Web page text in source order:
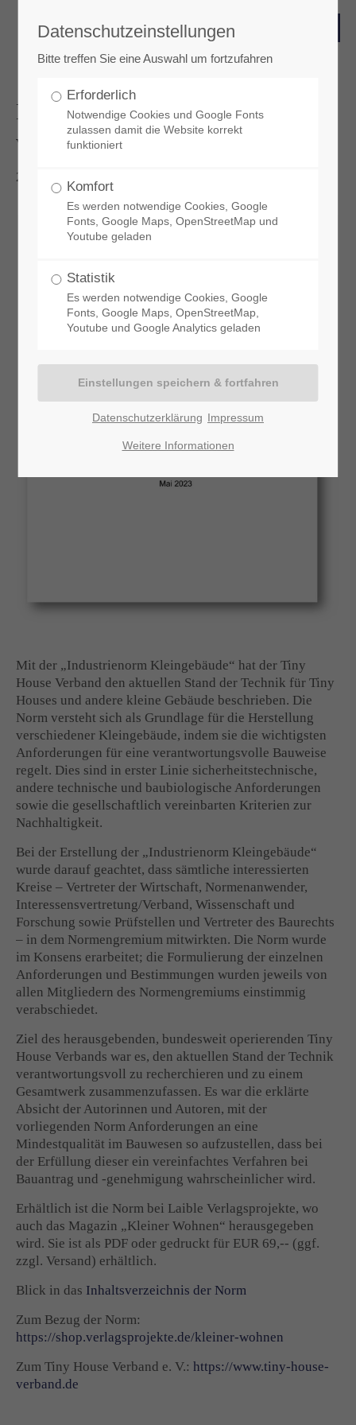
Login
Register|Lost your password?
/ 365days
Cybersteel Inc.
Have any questions?
+44 1234 567 890
Drop us a line
info@yourdomain.com
About us
Lorem ipsum dolor sit amet, consectetuer adipiscing
elit.
Aenean commodo ligula eget dolor. Aenean massa. Cum
sociis natoque penatibus et magnis dis parturient montes,
nascetur ridiculus mus. Donec quam felis, ultricies nec.
Norm für Tiny Houses
veröffentlicht
2023-05-23 11:13
Mit der „Industrienorm Kleingebäude“ hat der Tiny
House Verband den aktuellen Stand der Technik für Tiny
Houses und andere kleine Gebäude beschrieben. Die
Norm versteht sich als Grundlage für die Herstellung
verschiedener Kleingebäude, indem sie die wichtigsten
Anforderungen für eine verantwortungsvolle Bauweise
regelt. Dies sind in erster Linie sicherheitstechnische,
andere technische und baubiologische Anforderungen
sowie die gesellschaftlich vereinbarten Kriterien zur
Nachhaltigkeit.
Bei der Erstellung der „Industrienorm Kleingebäude“
wurde darauf geachtet, dass sämtliche interessierten
Kreise – Vertreter der Wirtschaft, Normenanwender,
Interessensvertretung/Verband, Wissenschaft und
Forschung sowie Prüfstellen und Vertreter des Baurechts
– in dem Normengremium mitwirkten. Die Norm wurde
im Konsens erarbeitet; die Formulierung der einzelnen
Anforderungen und Bestimmungen wurden jeweils von
allen Mitgliedern des Normengremiums einstimmig
verabschiedet.
Ziel des herausgebenden, bundesweit operierenden Tiny
House Verbands war es, den aktuellen Stand der Technik
verantwortungsvoll zu recherchieren und zu einem
Gesamtwerk zusammenzufassen. Es war die erklärte
Absicht der Autorinnen und Autoren, mit der
vorliegenden Norm Anforderungen an eine
Mindestqualität im Bauwesen so aufzustellen, dass bei
der Erfüllung dieser ein vereinfachtes Verfahren bei
Bauantrag und -genehmigung wahrscheinlicher wird.
Erhältlich ist die Norm bei Laible Verlagsprojekte, wo
auch das Magazin „Kleiner Wohnen“ herausgegeben
wird. Sie ist als PDF oder gedruckt für EUR 69,-- (ggf.
zzgl. Versand) erhältlich.
Blick in das Inhaltsverzeichnis der Norm
Zum Bezug der Norm:
https://shop.verlagsprojekte.de/kleiner-wohnen
Zum Tiny House Verband e. V.:https://www.tiny-house-
verband.de
Datenschutzeinstellungen
Bitte treffen Sie eine Auswahl um fortzufahren
Erforderlich
Notwendige Cookies und Google Fonts
zulassen damit die Website korrekt
funktioniert
Komfort
Es werden notwendige Cookies, Google
Fonts, Google Maps, OpenStreetMap und
Youtube geladen
Statistik
Es werden notwendige Cookies, Google
Fonts, Google Maps, OpenStreetMap,
Youtube und Google Analytics geladen
Datenschutzerklärung Impressum
Weitere Informationen